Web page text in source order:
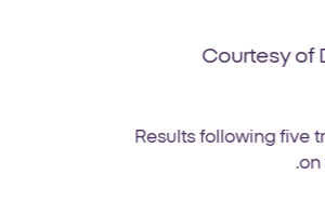
Courtesy of
Results following five
on